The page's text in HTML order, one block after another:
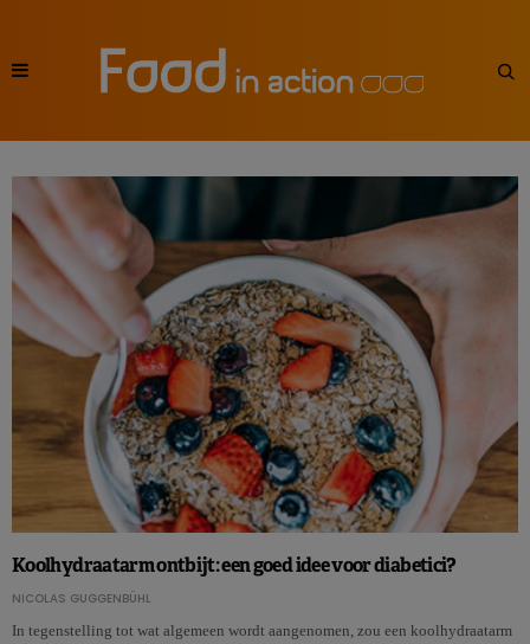
Koolhydraatarm ontbijt: een goed idee voor diabetici?
NICOLAS GUGGENBÜHL
In tegenstelling tot wat algemeen wordt aangenomen, zou een koolhydraatarm